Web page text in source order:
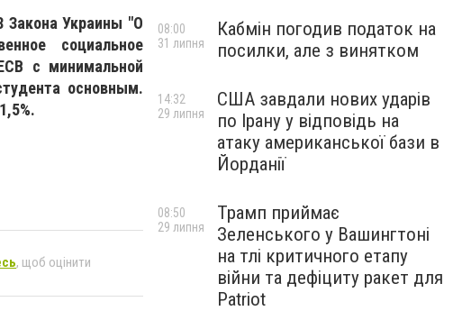
Закона Украины "О
социальное
с минимальной
основным.
, щоб оцінити
Кабмін погодив податок на
посилки, але з винятком
08:00
31 липня
США завдали нових ударів
по Ірану у відповідь на
атаку американської бази в
Йорданії
14:32
29 липня
Трамп приймає
Зеленського у Вашингтоні
на тлі критичного етапу
війни та дефіциту ракет для
Patriot
08:50
29 липня